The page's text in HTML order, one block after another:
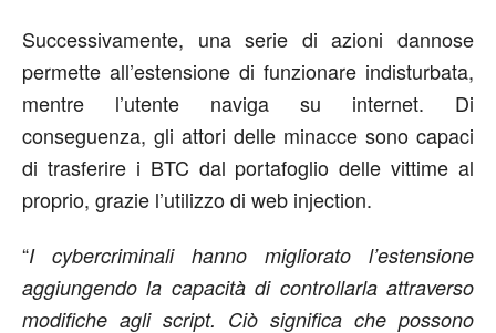
Successivamente, una serie di azioni dannose
permette all’estensione di funzionare indisturbata,
mentre l’utente naviga su internet. Di
conseguenza, gli attori delle minacce sono capaci
di trasferire i BTC dal portafoglio delle vittime al
proprio, grazie l’utilizzo di web injection.
“I cybercriminali hanno migliorato l’estensione
aggiungendo la capacità di controllarla attraverso
modifiche agli script. Ciò significa che possono